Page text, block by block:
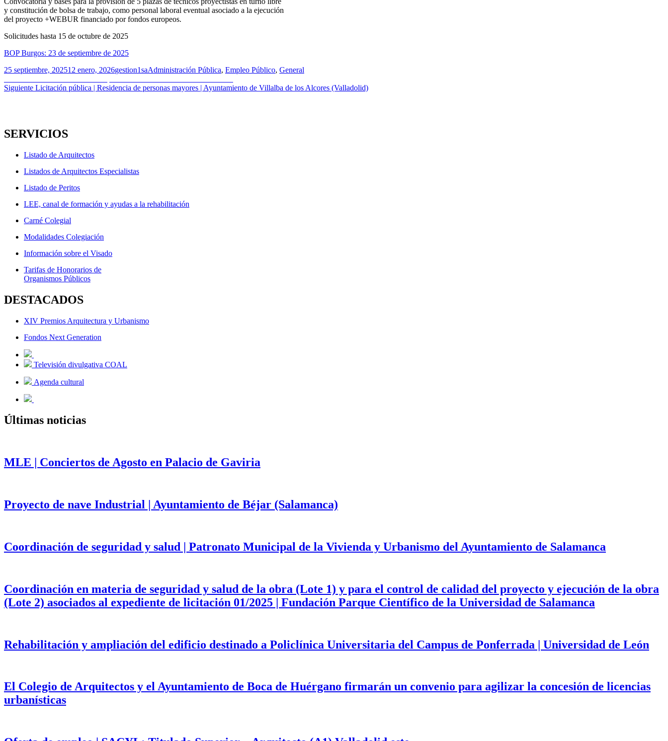
y constitución de bolsa de trabajo, como personal laboral eventual asociado a la ejecución
del proyecto +WEBUR financiado por fondos europeos.
Solicitudes hasta 15 de octubre de 2025
BOP Burgos: 23 de septiembre de 2025
Publicado
25 septiembre, 202512 enero, 2026Autor
gestion1saCategorías
Administración Pública, Empleo Público, General
Navegación
de
anterior:
Siguiente Entrada
Licitación pública | Residencia de personas mayores | Ayuntamiento de Villalba de los Alcores (Valladolid)
SERVICIOS
Listado de Arquitectos
Listados de Arquitectos Especialistas
Listado de Peritos
LEE, canal de formación y ayudas a la rehabilitación
Carné Colegial
Modalidades Colegiación
Información sobre el Visado
Tarifas de Honorarios de
Organismos Públicos
DESTACADOS
XIV Premios Arquitectura y Urbanismo
Fondos Next Generation
Televisión divulgativa COAL
Agenda cultural
Últimas noticias
MLE | Conciertos de Agosto en Palacio de Gaviria
Proyecto de nave Industrial | Ayuntamiento de Béjar (Salamanca)
Coordinación de seguridad y salud | Patronato Municipal de la Vivienda y Urbanismo del Ayuntamiento de Salamanca
Coordinación en materia de seguridad y salud de la obra (Lote 1) y para el control de calidad del proyecto y ejecución de la obra
(Lote 2) asociados al expediente de licitación 01/2025 | Fundación Parque Científico de la Universidad de Salamanca
Rehabilitación y ampliación del edificio destinado a Policlínica Universitaria del Campus de Ponferrada | Universidad de León
El Colegio de Arquitectos y el Ayuntamiento de Boca de Huérgano firmarán un convenio para agilizar la concesión de licencias
urbanísticas